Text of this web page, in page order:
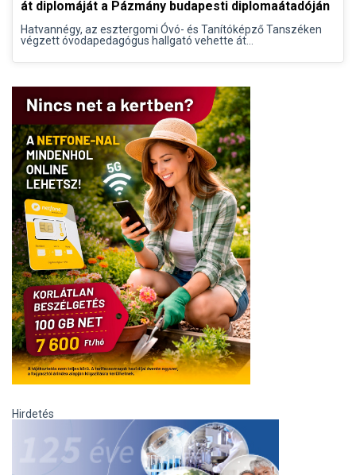
át diplomáját a Pázmány budapesti diplomaátadóján
Hatvannégy, az esztergomi Óvó- és Tanítóképző Tanszéken
végzett óvodapedagógus hallgató vehette át...
Hirdetés